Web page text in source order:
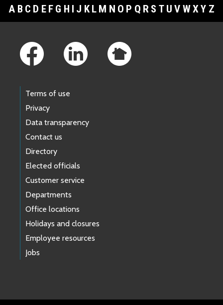
A B C D E F G H I J K L M N O P Q R S T U V WXY Z
Terms of use
Privacy
Data transparency
Contact us
Directory
Elected officials
Customer service
Departments
Office locations
Holidays and closures
Employee resources
Jobs